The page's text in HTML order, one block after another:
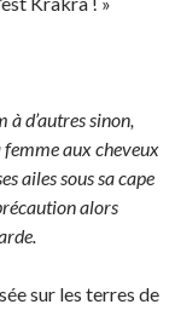
à d’autres sinon,
femme aux cheveux
ailes sous sa cape
alors
sur les terres de